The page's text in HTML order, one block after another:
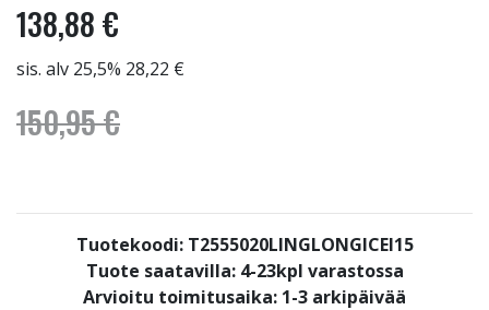
138,88 €
sis. alv 25,5% 28,22 €
150,95 €
Tuotekoodi: T2555020LINGLONGICEI15
Tuote saatavilla: 4-23kpl varastossa
Arvioitu toimitusaika: 1-3 arkipäivää